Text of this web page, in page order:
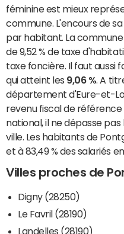
féminine est mieux
commune. L'encours de
par habitant. La
de 9,52 % de taxe
taxe foncière. Il faut aussi
qui atteint les 9,06 % . A
département d'Eure-et-
revenu fiscal de référence
national, il ne dépasse
ville. Les habitants de
et à 83,49 % des salariés en
Villes proches de
Digny (28250)
Le Favril (28190)
Landelles (28190)